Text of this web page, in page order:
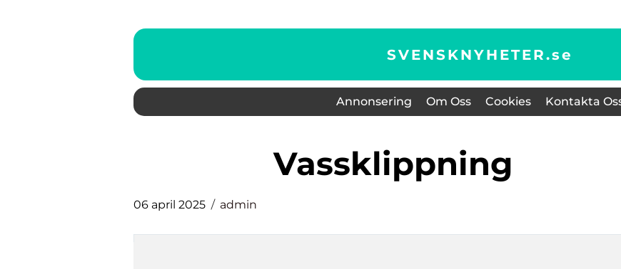
SVENSKNYHETER.se
Annonsering Om Oss Cookies Kontakta
vassklippning
06 april 2025 admin